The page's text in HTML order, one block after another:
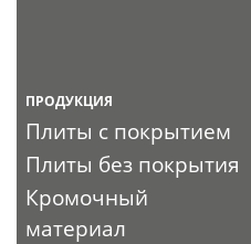
ПРОДУКЦИЯ
Плиты с покрытием
Плиты без покрытия
Кромочный
материал